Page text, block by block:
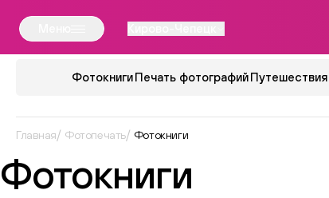
Фотокниги Печать фотографий Путешествия
Главная Фотопечать Фотокниги
Фотокниги